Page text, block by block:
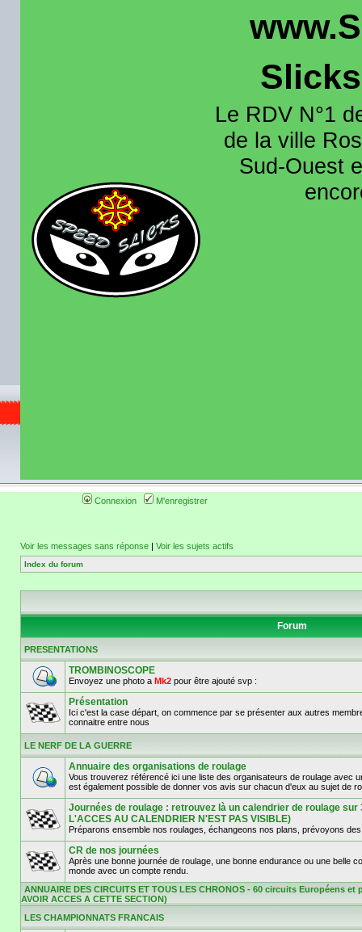
Le RDV N°1
de la ville
Sud-Ouest
Connexion M'enregistrer
Voir les messages sans réponse | Voir les sujets actifs
Index du forum
Forum
PRESENTATIONS
TROMBINOSCOPE
Envoyez une photo a Mk2 pour être ajouté svp :
Présentation
Ici c'est la case départ, on commence par se présenter aux autres
connaitre entre nous
LE NERF DE LA GUERRE
Annuaire des organisations de roulage
Vous trouverez référencé ici une liste des organisateurs de roulage avec
est également possible de donner vos avis sur chacun d'eux au sujet de
Journées de roulage : retrouvez là un calendrier de roulage sur
L'ACCES AU CALENDRIER N'EST PAS VISIBLE)
Préparons ensemble nos roulages, échangeons nos plans, prévoyons
CR de nos journées
Après une bonne journée de roulage, une bonne endurance ou une belle
monde avec un compte rendu.
ANNUAIRE DES CIRCUITS ET TOUS LES CHRONOS - 60 circuits Européens
AVOIR ACCES A CETTE SECTION)
LES CHAMPIONNATS FRANCAIS